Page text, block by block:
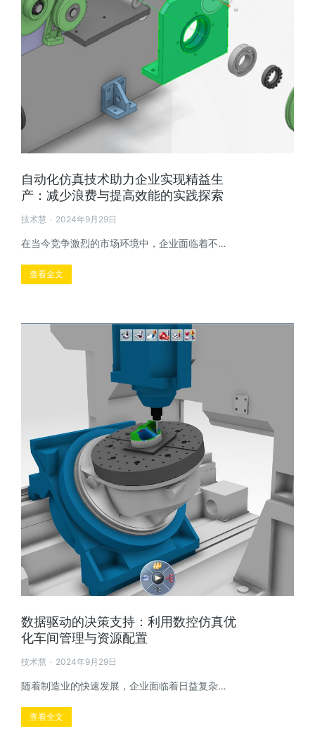
自动化仿真技术助力企业实现精益生
产：减少浪费与提高效能的实践探索
技术慧 2024年9月29日
在当今竞争激烈的市场环境中，企业面临着不…
查看全文
数据驱动的决策支持：利用数控仿真优
化车间管理与资源配置
技术慧 2024年9月29日
随着制造业的快速发展，企业面临着日益复杂…
查看全文